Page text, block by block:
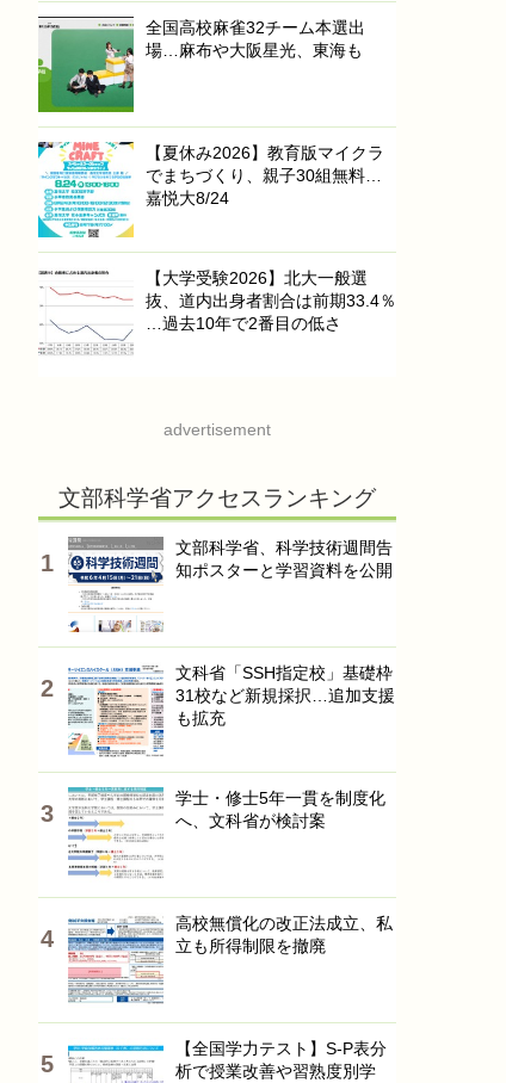
全国高校麻雀32チーム本選出
場…麻布や大阪星光、東海も
【夏休み2026】教育版マイクラ
でまちづくり、親子30組無料…
嘉悦大8/24
【大学受験2026】北大一般選
抜、道内出身者割合は前期33.4％
…過去10年で2番目の低さ
advertisement
文部科学省アクセスランキング
文部科学省、科学技術週間告
知ポスターと学習資料を公開
文科省「SSH指定校」基礎枠
31校など新規採択…追加支援
も拡充
学士・修士5年一貫を制度化
へ、文科省が検討案
高校無償化の改正法成立、私
立も所得制限を撤廃
【全国学力テスト】S-P表分
析で授業改善や習熟度別学